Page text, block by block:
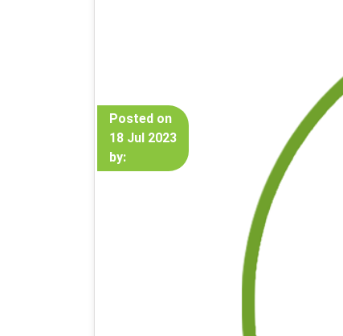
Posted on
18 Jul 2023
by: